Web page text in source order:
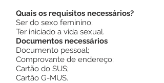
Quais os requisitos necessários?
Ser do sexo feminino;
Ter iniciado a vida sexual.
Documentos necessários
Documento pessoal;
Comprovante de endereço;
Cartão do SUS;
Cartão G-MUS.